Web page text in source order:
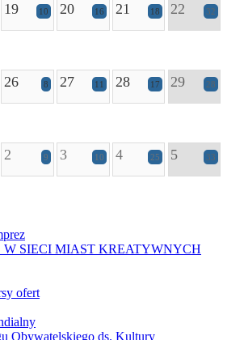
19 10 20 16 21 18 22 32
26 8 27 11 28 17 29 28
2 9 3 10 4 25 5 33
W SIECI MIAST KREATYWNYCH
ofert
Obywatelskiego ds. Kultury